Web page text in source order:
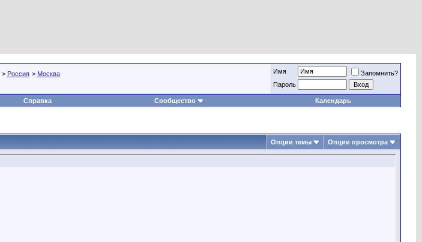
> Россия > Москва Имя
Запомнить?
Пароль
Справка Сообщество Календарь
Опции темы Опции просмотра